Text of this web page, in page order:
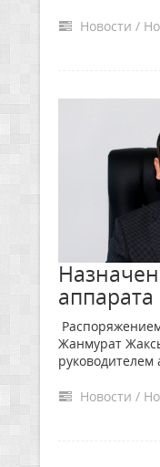
Новости /
Жанмурат
Новости /